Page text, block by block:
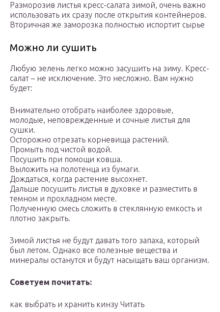
Разморозив листья кресс-салата зимой, очень важно
использовать их сразу после открытия контейнеров.
Вторичная же заморозка полностью испортит сырье
Можно ли сушить
Любую зелень легко можно засушить на зиму. Кресс-
салат – не исключение. Это несложно. Вам нужно
будет:
Внимательно отобрать наиболее здоровые,
молодые, неповрежденные и сочные листья для
сушки.
Осторожно отрезать корневища растений.
Промыть под чистой водой.
Посушить при помощи ковша.
Выложить на полотенца из бумаги.
Дождаться, когда растение высохнет.
Дальше посушить листья в духовке и разместить в
темном и прохладном месте.
Полученную смесь сложить в стеклянную емкость и
плотно закрыть.
Зимой листья не будут давать того запаха, который
был летом. Однако все полезные вещества и
минералы останутся и будут насыщать ваш организм.
Советуем почитать:
как выбрать и хранить кинзу Читать